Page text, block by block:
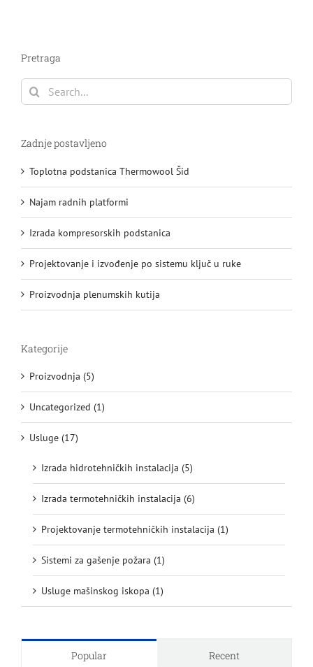
Pretraga
Search
for:
Zadnje postavljeno
Toplotna podstanica Thermowool Šid
Najam radnih platformi
Izrada kompresorskih podstanica
Projektovanje i izvođenje po sistemu ključ u ruke
Proizvodnja plenumskih kutija
Kategorije
Proizvodnja (5)
Uncategorized (1)
Usluge (17)
Izrada hidrotehničkih instalacija (5)
Izrada termotehničkih instalacija (6)
Projektovanje termotehničkih instalacija (1)
Sistemi za gašenje požara (1)
Usluge mašinskog iskopa (1)
Popular Recent